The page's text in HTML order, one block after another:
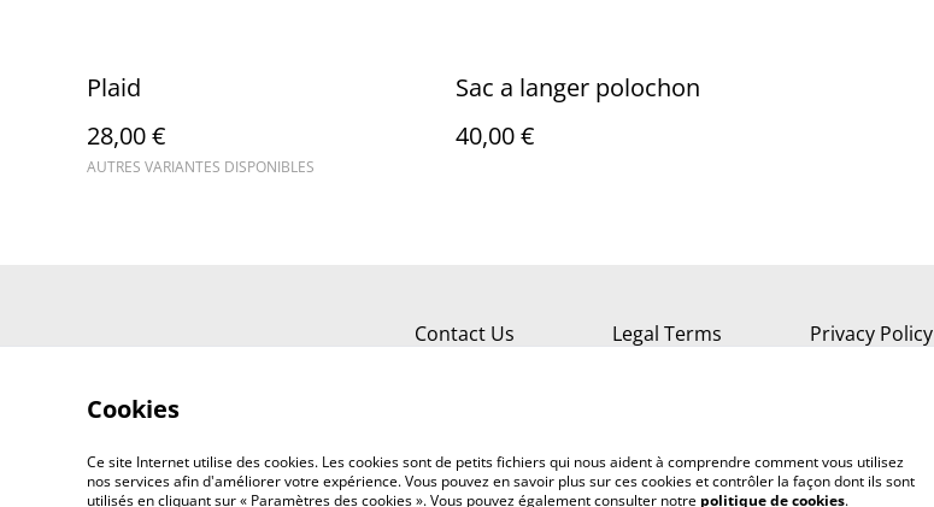
Plaid
28,00 €
AUTRES VARIANTES DISPONIBLES
Sac a langer polochon
40,00 €
Contact Us Legal Terms Privacy Policy
Cookies
Ce site Internet utilise des cookies. Les cookies sont de petits fichiers qui nous aident à comprendre comment vous utilisez
nos services afin d'améliorer votre expérience. Vous pouvez en savoir plus sur ces cookies et contrôler la façon dont ils sont
utilisés en cliquant sur « Paramètres des cookies ». Vous pouvez également consulter notre politique de cookies.